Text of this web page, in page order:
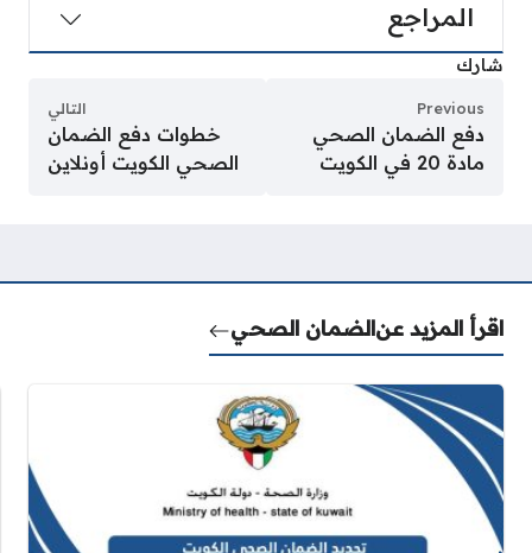
المراجع
شارك
Previous
دفع الضمان الصحي
مادة 20 في الكويت
التالي
خطوات دفع الضمان
الصحي الكويت أونلاين
اقرأ المزيد عنالضمان الصحي